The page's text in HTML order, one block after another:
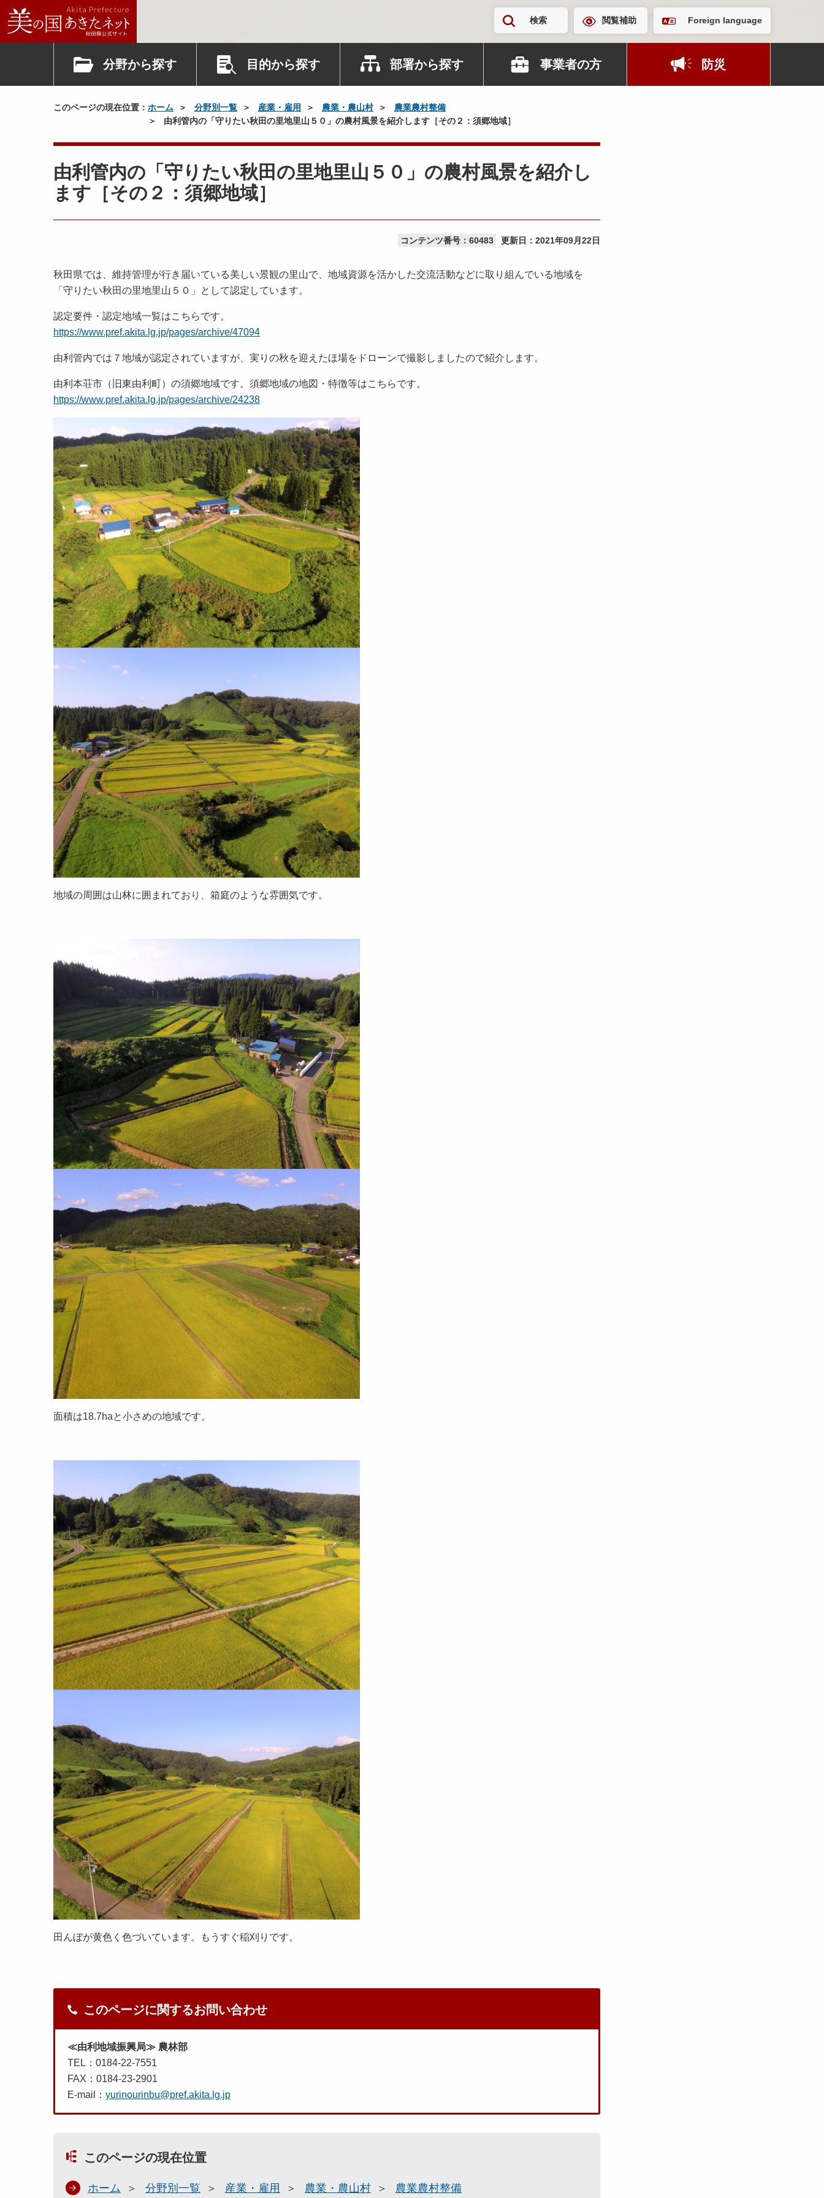
検索 閲覧補助 Foreign language
分野から探す 目的から探す 部署から探す 事業者の方 防災
このページの現在位置： ホーム 分野別一覧 産業・雇用 農業・農山村
農業農村整備
由利管内の「守りたい秋田の里地里山５０」の農村風景を紹介します［その２：須郷地域］
由利管内の「守りたい秋田の里地里山５０」の農村風景を紹介し
ます［その２：須郷地域］
コンテンツ番号：60483 更新日： 2021年09月22日
秋田県では、維持管理が行き届いている美しい景観の里山で、地域資源を活かした交流活動などに取り組んでいる地域を
「守りたい秋田の里地里山５０」として認定しています。
認定要件・認定地域一覧はこちらです。
https://www.pref.akita.lg.jp/pages/archive/47094
由利管内では７地域が認定されていますが、実りの秋を迎えたほ場をドローンで撮影しましたので紹介します。
由利本荘市（旧東由利町）の須郷地域です。須郷地域の地図・特徴等はこちらです。
https://www.pref.akita.lg.jp/pages/archive/24238
地域の周囲は山林に囲まれており、箱庭のような雰囲気です。
面積は18.7haと小さめの地域です。
田んぼが黄色く色づいています。もうすぐ稲刈りです。
このページに関するお問い合わせ
≪由利地域振興局≫ 農林部
TEL：0184-22-7551
FAX：0184-23-2901
E-mail： yurinourinbu@pref.akita.lg.jp
このページの現在位置
ホーム 分野別一覧 産業・雇用 農業・農山村 農業農村整備